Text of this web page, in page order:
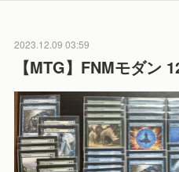
2023.12.09 03:59
【MTG】FNMモダン